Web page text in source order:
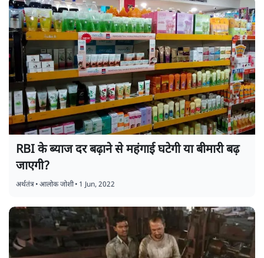
RBI के ब्याज दर बढ़ाने से महंगाई घटेगी या बीमारी बढ़
जाएगी?
अर्थतंत्र•आलोक जोशी• 1 Jun, 2022